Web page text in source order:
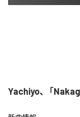
Yachiyo、「